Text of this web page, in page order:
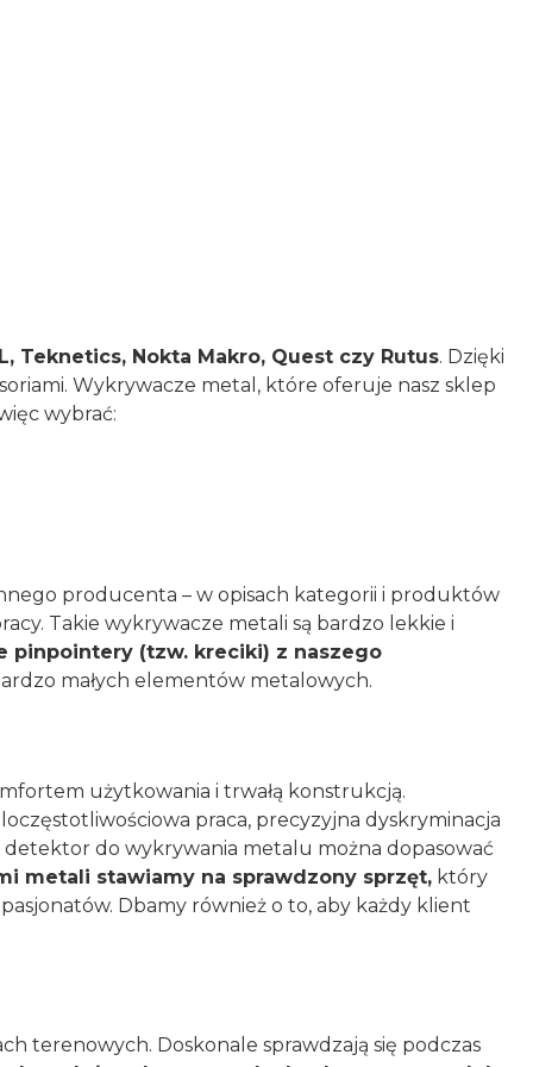
Teknetics, Nokta Makro, Quest czy Rutus. Dzięki
Wykrywacze metal, które oferuje nasz sklep
wybrać:
producenta – w opisach kategorii i produktów
Takie wykrywacze metali są bardzo lekkie i
pinpointery (tzw. kreciki) z naszego
małych elementów metalowych.
użytkowania i trwałą konstrukcją.
praca, precyzyjna dyskryminacja
do wykrywania metalu można dopasować
metali stawiamy na sprawdzony sprzęt, który
Dbamy również o to, aby każdy klient
terenowych. Doskonale sprawdzają się podczas